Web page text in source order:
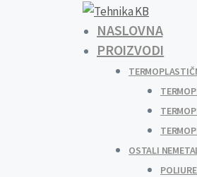
NASLOVNA
PROIZVODI
OSTALI